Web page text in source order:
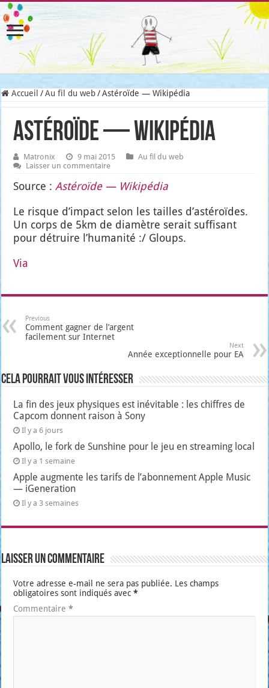
Accueil / Au fil du web / Astéroïde — Wikipédia
Astéroïde — Wikipédia
Matronix 9 mai 2015
Au fil du web
Laisser un commentaire
Source :Asté­roïde — Wiki­pé­dia
Le risque d’im­pact selon les tailles d’as­té­roïdes.
Un corps de 5km de dia­mètre serait suf­fi­sant
pour détruire l’hu­ma­ni­té :/ Gloups.
Via
Previous
Comment gagner de l’argent
facilement sur Internet
Next
Année exceptionnelle pour EA
Cela pourrait vous intéresser
La fin des jeux physiques est inévitable : les chiffres de
Capcom donnent raison à Sony
Il y a 6 jours
Apollo, le fork de Sunshine pour le jeu en streaming local
Il y a 1 semaine
Apple augmente les tarifs de l’abonnement Apple Music
— iGeneration
Il y a 3 semaines
Laisser un commentaire
Votre adresse e-mail ne sera pas publiée. Les champs
obligatoires sont indiqués avec*
Commentaire*